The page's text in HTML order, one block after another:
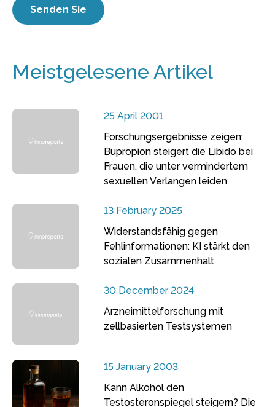
Meistgelesene Artikel
25 April 2001
Forschungsergebnisse zeigen:
Bupropion steigert die Libido bei
Frauen, die unter vermindertem
sexuellen Verlangen leiden
13 February 2025
Widerstandsfähig gegen
Fehlinformationen: KI stärkt den
sozialen Zusammenhalt
30 December 2024
Arzneimittelforschung mit
zellbasierten Testsystemen
15 January 2003
Kann Alkohol den
Testosteronspiegel steigern? Die